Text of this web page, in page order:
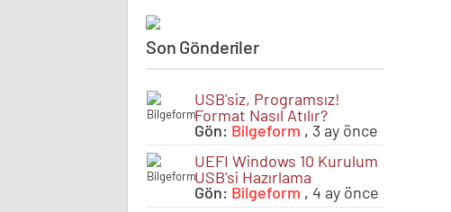
Son Gönderiler
USB'siz, Programsız!
Format Nasıl Atılır?
Gön: Bilgeform , 3 ay önce
UEFI Windows 10 Kurulum
USB'si Hazırlama
Gön: Bilgeform , 4 ay önce